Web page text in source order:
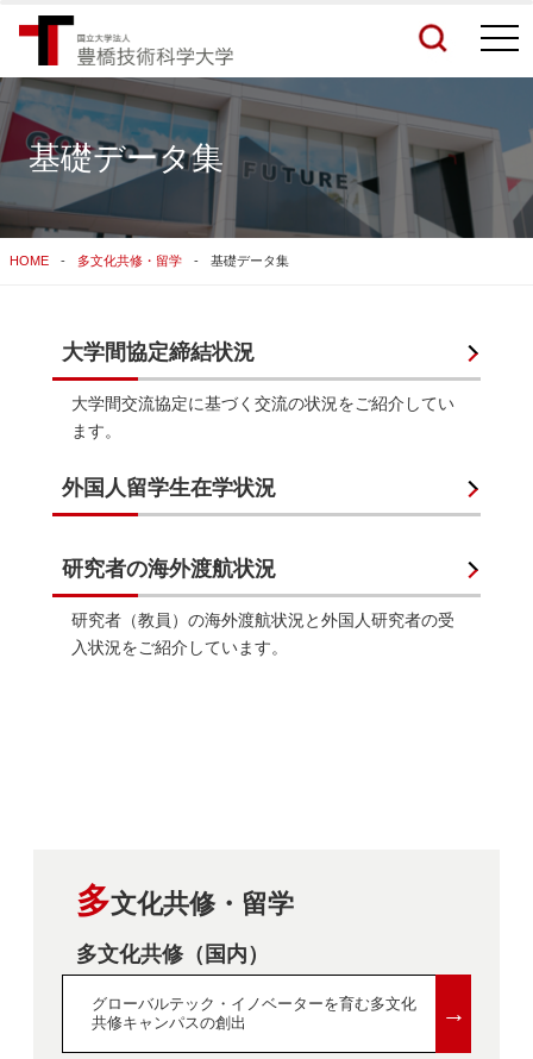
検索結果をもっと見る
基礎データ集
HOME 多文化共修・留学 基礎データ集
大学間協定締結状況
大学間交流協定に基づく交流の状況をご紹介してい
ます。
外国人留学生在学状況
研究者の海外渡航状況
研究者（教員）の海外渡航状況と外国人研究者の受
入状況をご紹介しています。
多文化共修・留学
多文化共修（国内）
グローバルテック・イノベーターを育む多文化
共修キャンパスの創出
→